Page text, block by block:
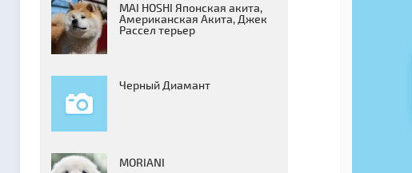
MAI HOSHI Японская акита,
Американская Акита, Джек
Рассел терьер
Черный Диамант
MORIANI